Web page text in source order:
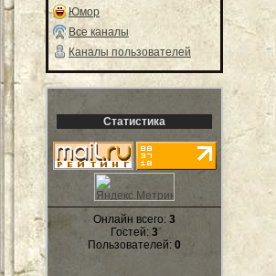
Юмор
Все каналы
Каналы пользователей
Статистика
Онлайн всего: 3
Гостей: 3
Пользователей: 0